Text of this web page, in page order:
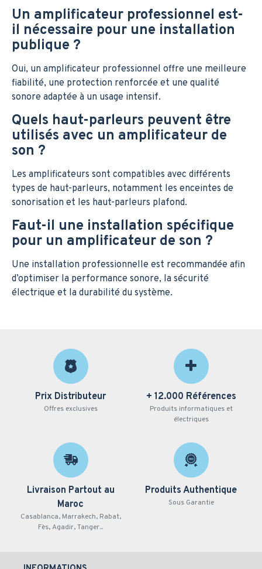
Un amplificateur professionnel est-
il nécessaire pour une installation
publique ?
Oui, un amplificateur professionnel offre une meilleure
fiabilité, une protection renforcée et une qualité
sonore adaptée à un usage intensif.
Quels haut-parleurs peuvent être
utilisés avec un amplificateur de
son ?
Les amplificateurs sont compatibles avec différents
types de haut-parleurs, notamment les enceintes de
sonorisation et les haut-parleurs plafond.
Faut-il une installation spécifique
pour un amplificateur de son ?
Une installation professionnelle est recommandée afin
d’optimiser la performance sonore, la sécurité
électrique et la durabilité du système.
Prix Distributeur
Offres exclusives
+ 12.000 Références
Produits informatiques et
électriques
Livraison Partout au
Maroc
Casablanca, Marrakech, Rabat,
Fès, Agadir, Tanger...
Produits Authentique
Sous Garantie